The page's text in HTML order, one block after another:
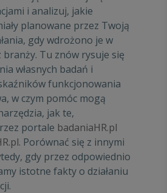
i analizuj, jakie
planowane przez Twoją
gdy wdrożono je w
branży. Tu znów rysuje się
własnych badań i
funkcjonowania
w czym pomóc mogą
jak te,
portale badaniaHR.pl
. Porównać się z innymi
gdy przez odpowiednio
istotne fakty o działaniu